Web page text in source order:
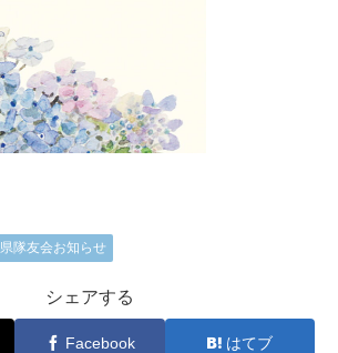
県隊友会お知らせ
シェアする
Facebook はてブ